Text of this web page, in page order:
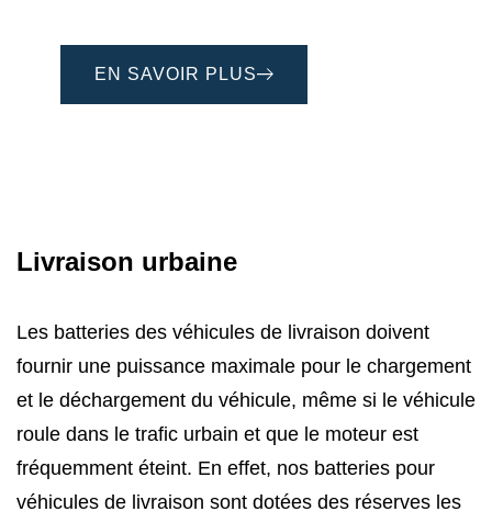
EN SAVOIR PLUS
Livraison urbaine
Les batteries des véhicules de livraison doivent
fournir une puissance maximale pour le chargement
et le déchargement du véhicule, même si le véhicule
roule dans le trafic urbain et que le moteur est
fréquemment éteint. En effet, nos batteries pour
véhicules de livraison sont dotées des réserves les